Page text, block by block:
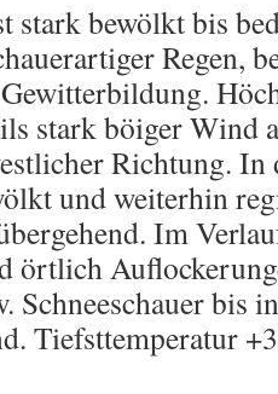
stark bewölkt bis
Regen,
stark böiger Wind
Richtung.
und weiterhin
Im
örtlich
Schneeschauer bis
Tiefsttemperatur